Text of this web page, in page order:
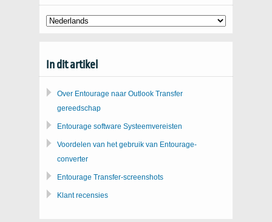
In dit artikel
Over Entourage naar Outlook Transfer
gereedschap
Entourage software Systeemvereisten
Voordelen van het gebruik van Entourage-
converter
Entourage Transfer-screenshots
Klant recensies